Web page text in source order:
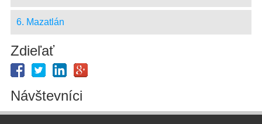
6. Mazatlán
Zdieľať
Návštevníci